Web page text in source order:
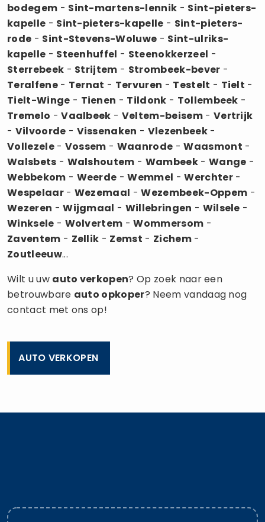
bodegem - Sint-martens-lennik - Sint-pieters-
kapelle - Sint-pieters-kapelle - Sint-pieters-
rode - Sint-Stevens-Woluwe - Sint-ulriks-
kapelle - Steenhuffel - Steenokkerzeel -
Sterrebeek - Strijtem - Strombeek-bever -
Teralfene- Ternat - Tervuren - Testelt - Tielt -
Tielt-Winge - Tienen - Tildonk - Tollembeek -
Tremelo -Vaalbeek - Veltem-beisem- Vertrijk
- Vilvoorde - Vissenaken - Vlezenbeek-
Vollezele- Vossem - Waanrode -Waasmont -
Walsbets - Walshoutem - Wambeek- Wange -
Webbekom - Weerde -Wemmel -Werchter-
Wespelaar- Wezemaal -Wezembeek-Oppem -
Wezeren -Wijgmaal - Willebringen - Wilsele -
Winksele - Wolvertem -Wommersom -
Zaventem - Zellik - Zemst - Zichem-
Zoutleeuw...
Wilt u uw auto verkopen? Op zoek naar een
betrouwbare auto opkoper? Neem vandaag nog
contact met ons op!
AUTO VERKOPEN